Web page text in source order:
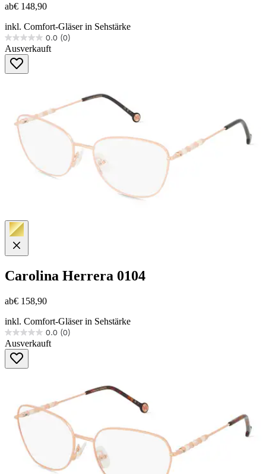
ab€ 148,90
inkl. Comfort-Gläser in Sehstärke
0.0 (0)
0.0
von
Sternen.
Ausverkauft
Carolina Herrera 0104
ab€ 158,90
inkl. Comfort-Gläser in Sehstärke
0.0 (0)
0.0
von
Sternen.
Ausverkauft